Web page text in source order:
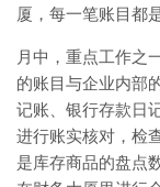
厦，每一笔账目都
月中，重点工作之
的账目与企业内部
记账、银行存款日
进行账实核对，检
是库存商品的盘点